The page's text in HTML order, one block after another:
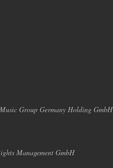
Group Germany Holding GmbH
Management GmbH